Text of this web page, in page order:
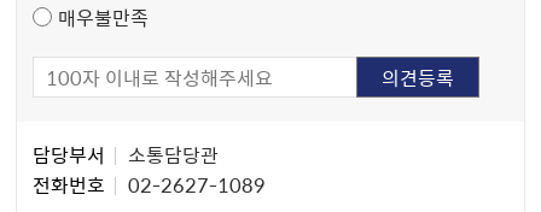
매우불만족
자
담당부서
소통담당관
전화번호
02-2627-1089